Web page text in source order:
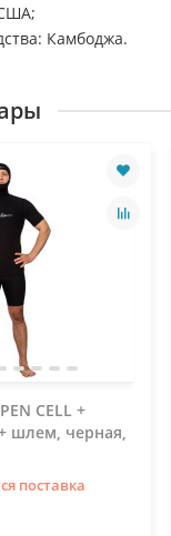
Камбоджа.
CELL +
шлем, черная,
поставка